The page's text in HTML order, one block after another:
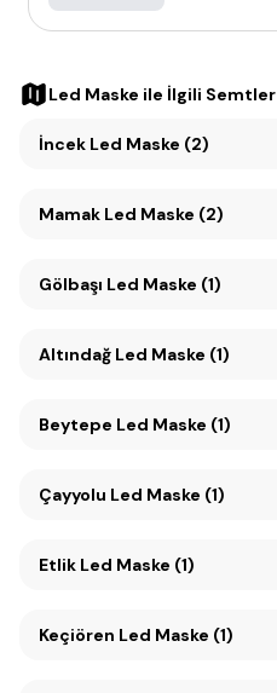
Led Maske ile İlgili Semtler
İncek Led Maske (2)
Mamak Led Maske (2)
Gölbaşı Led Maske (1)
Altındağ Led Maske (1)
Beytepe Led Maske (1)
Çayyolu Led Maske (1)
Etlik Led Maske (1)
Keçiören Led Maske (1)